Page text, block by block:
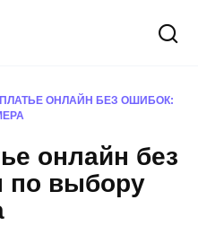
ПЛАТЬЕ ОНЛАЙН БЕЗ ОШИБОК:
онлайн без
по выбору